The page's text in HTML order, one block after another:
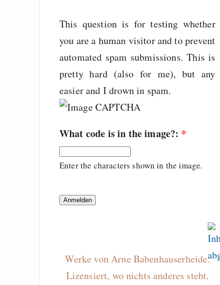
This question is for testing whether
you are a human visitor and to prevent
automated spam submissions. This is
pretty hard (also for me), but any
easier and I drown in spam.
What code is in the image?: *
Enter the characters shown in the image.
Werke von Arne Babenhauserheide.
Lizensiert, wo nichts anderes steht,
protected sharing of
Freenet
Songs
Zuletzt angezeigt:
Ich lerne Steno,
Freenet”
Draketo neu: Beiträge